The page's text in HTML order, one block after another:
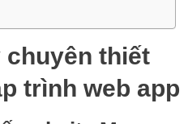
chuyên thiết
trình web app